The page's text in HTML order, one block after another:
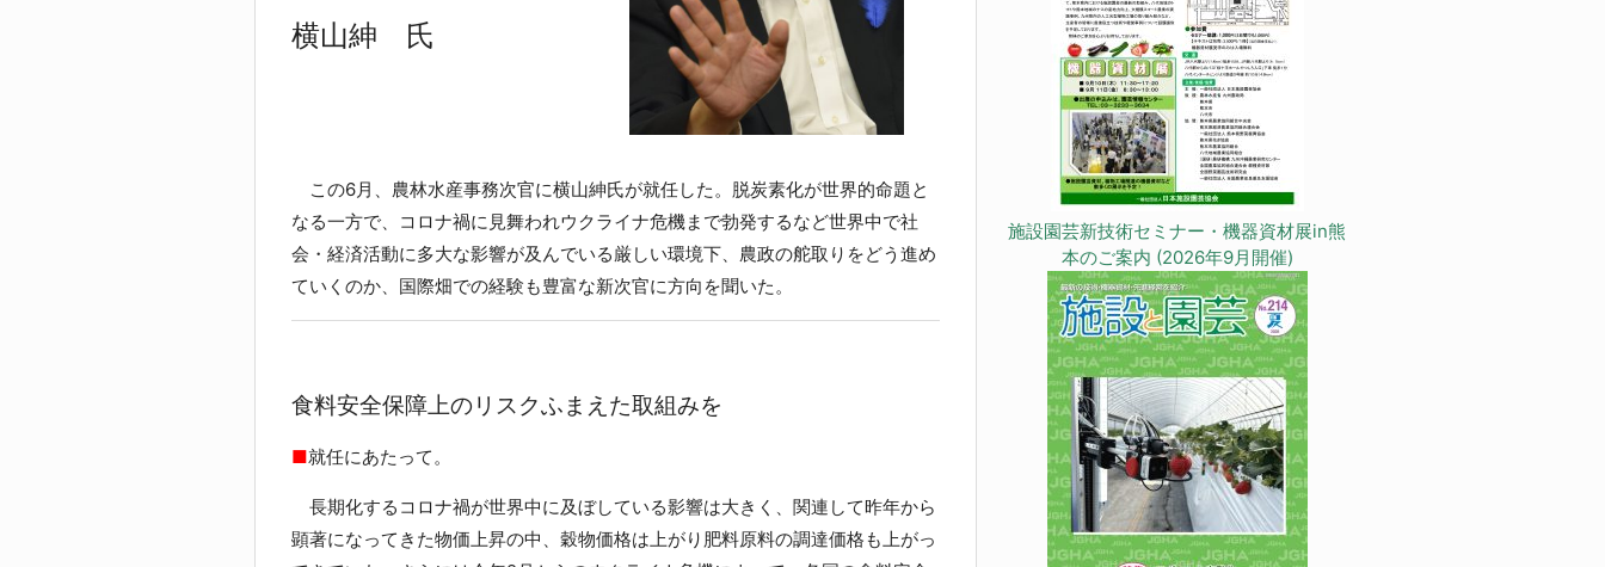
横山紳 氏
この6月、農林水産事務次官に横山紳氏が就任した。脱炭素化が世界的命題と
なる一方で、コロナ禍に見舞われウクライナ危機まで勃発するなど世界中で社
会・経済活動に多大な影響が及んでいる厳しい環境下、農政の舵取りをどう進め
ていくのか、国際畑での経験も豊富な新次官に方向を聞いた。
食料安全保障上のリスクふまえた取組みを
■就任にあたって。
長期化するコロナ禍が世界中に及ぼしている影響は大きく、関連して昨年から
顕著になってきた物価上昇の中、穀物価格は上がり肥料原料の調達価格も上がっ
施設園芸新技術セミナー・機器資材展in熊
本のご案内 (2026年9月開催)